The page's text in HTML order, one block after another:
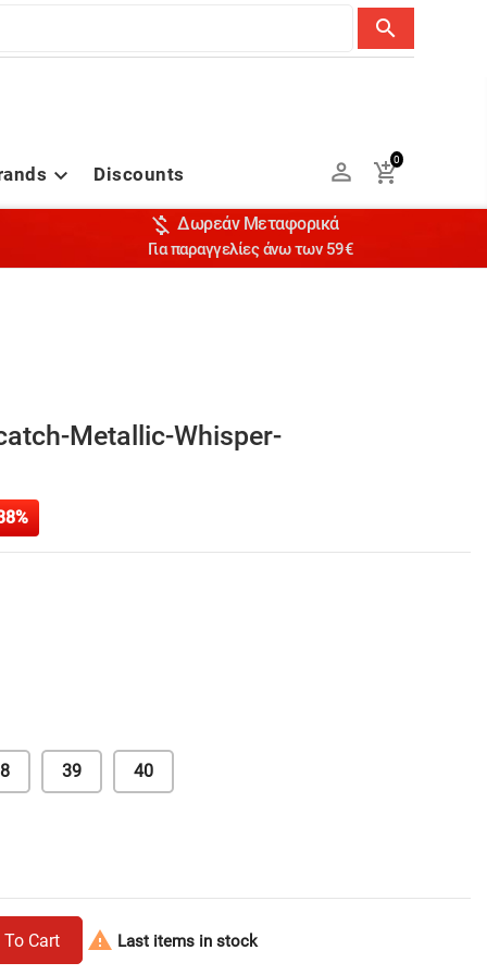
search
 Discounts 
0

 Δωρεάν Μεταφορικά
Για παραγγελίες άνω των 59€
Metallic-Whisper-
39 40
To Cart  Last items in stock